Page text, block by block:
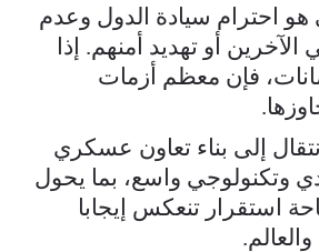
احترام سيادة الدول وعدم
أو تهديد أمنهم. إذا
فإن معظم أزمات
إلى بناء تعاون عسكري
وتكنولوجي واسع، بما يحول
استقرار تنعكس إيجابا